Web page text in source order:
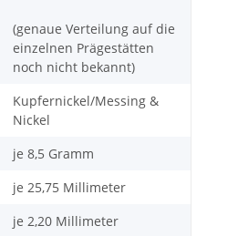
(genaue Verteilung auf die
einzelnen Prägestätten
noch nicht bekannt)
Kupfernickel/Messing &
Nickel
je 8,5 Gramm
je 25,75 Millimeter
je 2,20 Millimeter